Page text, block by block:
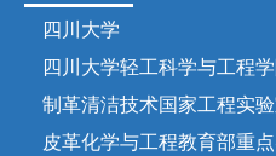
四川大学
四川大学轻工科学与工程
制革清洁技术国家工程实
皮革化学与工程教育部重